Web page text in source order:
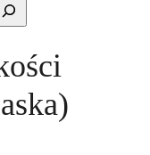
Przeszukaj